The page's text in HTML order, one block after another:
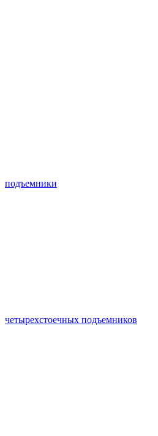
подъемники
четырехстоечных подъемников